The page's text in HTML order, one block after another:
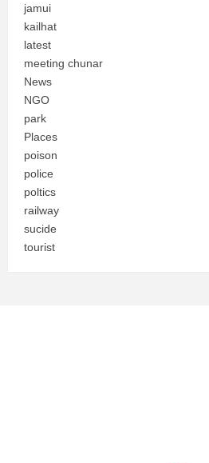
jamui
kailhat
latest
meeting chunar
News
NGO
park
Places
poison
police
poltics
railway
sucide
tourist